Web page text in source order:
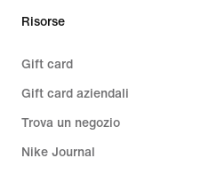
Risorse
Gift card
Gift card aziendali
Trova un negozio
Nike Journal